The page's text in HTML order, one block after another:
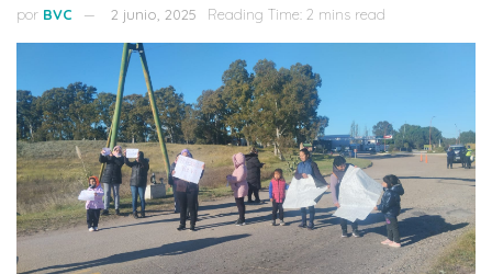
por BVC 2 junio, 2025 Reading Time: 2 mins read